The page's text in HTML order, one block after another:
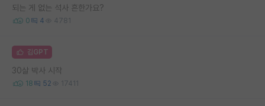
되는 게 없는 석사 흔한가요?
0 4 4781
김GPT
30살 박사 시작
18 52 17411